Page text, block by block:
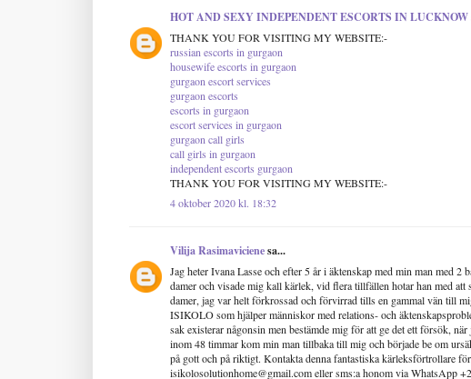
HOT AND SEXY INDEPENDENT ESCORTS IN LUCKNOW
THANK YOU FOR VISITING MY WEBSITE:-
russian escorts in gurgaon
housewife escorts in gurgaon
gurgaon escort services
gurgaon escorts
escorts in gurgaon
escort services in gurgaon
gurgaon call girls
call girls in gurgaon
independent escorts gurgaon
THANK YOU FOR VISITING MY WEBSITE:-
4 oktober 2020 kl. 18:32
Vilija Rasimavicienesa...
Jag heter Ivana Lasse och efter 5 år i äktenskap med min man med
damer och visade mig kall kärlek, vid flera tillfällen hotar han med
damer, jag var helt förkrossad och förvirrad tills en gammal vän till
ISIKOLO som hjälper människor med relations- och
sak existerar någonsin men bestämde mig för att ge det ett försök,
inom 48 timmar kom min man tillbaka till mig och började be om
på gott och på riktigt. Kontakta denna fantastiska kärleksförtrollare
isikolosolutionhome@gmail.com eller sms:a honom via WhatsApp